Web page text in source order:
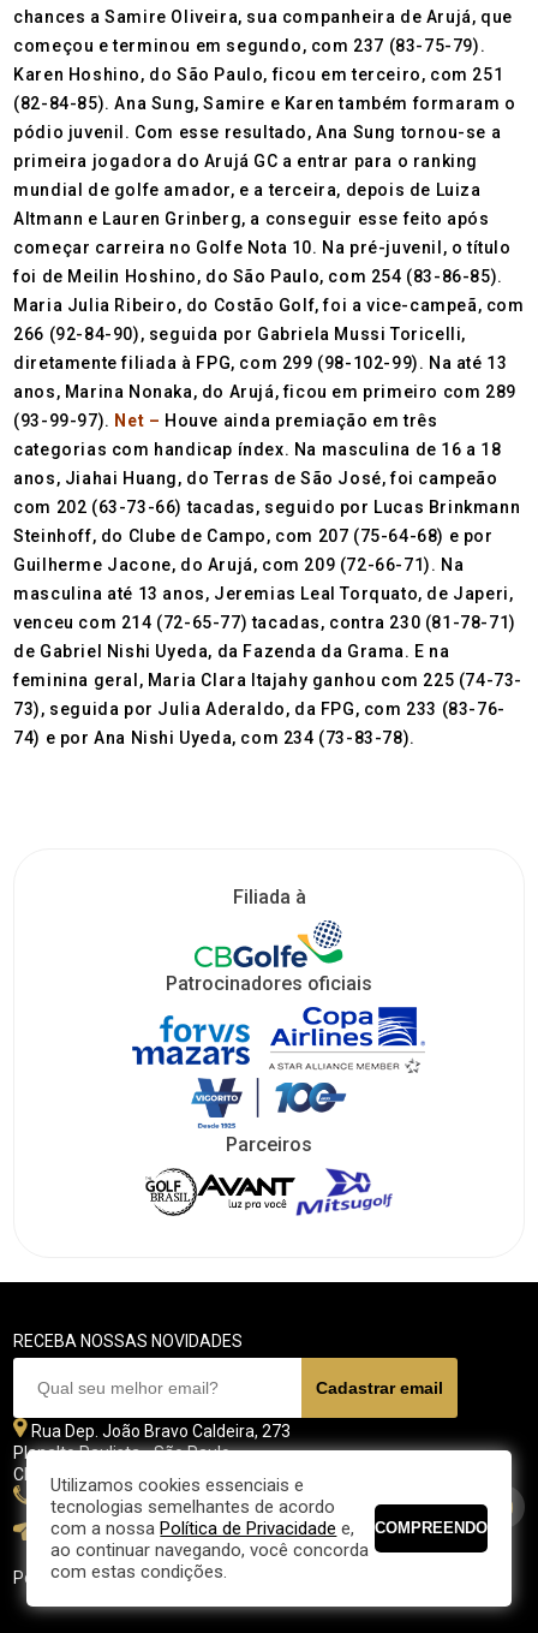
chances a Samire Oliveira, sua companheira de Arujá, que
começou e terminou em segundo, com 237 (83-75-79).
Karen Hoshino, do São Paulo, ficou em terceiro, com 251
(82-84-85). Ana Sung, Samire e Karen também formaram o
pódio juvenil. Com esse resultado, Ana Sung tornou-se a
primeira jogadora do Arujá GC a entrar para o ranking
mundial de golfe amador, e a terceira, depois de Luiza
Altmann e Lauren Grinberg, a conseguir esse feito após
começar carreira no Golfe Nota 10. Na pré-juvenil, o título
foi de Meilin Hoshino, do São Paulo, com 254 (83-86-85).
Maria Julia Ribeiro, do Costão Golf, foi a vice-campeã, com
266 (92-84-90), seguida por Gabriela Mussi Toricelli,
diretamente filiada à FPG, com 299 (98-102-99). Na até 13
anos, Marina Nonaka, do Arujá, ficou em primeiro com 289
(93-99-97). Net – Houve ainda premiação em três
categorias com handicap índex. Na masculina de 16 a 18
anos, Jiahai Huang, do Terras de São José, foi campeão
com 202 (63-73-66) tacadas, seguido por Lucas Brinkmann
Steinhoff, do Clube de Campo, com 207 (75-64-68) e por
Guilherme Jacone, do Arujá, com 209 (72-66-71). Na
masculina até 13 anos, Jeremias Leal Torquato, de Japeri,
venceu com 214 (72-65-77) tacadas, contra 230 (81-78-71)
de Gabriel Nishi Uyeda, da Fazenda da Grama. E na
feminina geral, Maria Clara Itajahy ganhou com 225 (74-73-
73), seguida por Julia Aderaldo, da FPG, com 233 (83-76-
74) e por Ana Nishi Uyeda, com 234 (73-83-78).
Filiada à
Patrocinadores oficiais
Parceiros
RECEBA NOSSAS NOVIDADES
Rua Dep. João Bravo Caldeira, 273
Planalto Paulista - São Paulo
CEP 04071 - 045
11 5070-4700
fpgolfe@fpgolfe.com.br
Política de privacidade
Utilizamos cookies essenciais e
tecnologias semelhantes de acordo
com a nossaPolítica de Privacidade e,
ao continuar navegando, você concorda
com estas condições.